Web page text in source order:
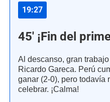
19:27
45' ¡Fin del
Al descanso, gran
Ricardo Gareca. Perú
ganar (2-0), pero todavía
celebrar. ¡Calma!